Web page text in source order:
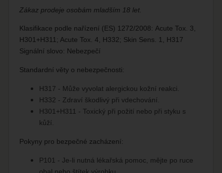
Zákaz prodeje osobám mladším 18 let.
Klasifikace podle nařízení (ES) 1272/2008: Acute Tox. 3,
H301+H311; Acute Tox. 4, H332; Skin Sens. 1, H317
Signální slovo: Nebezpečí
Standardní věty o nebezpečnosti:
H317 - Může vyvolat alergickou kožní reakci.
H332 - Zdraví škodlivý při vdechování.
H301+H311 - Toxický při požití nebo při styku s
kůží.
Pokyny pro bezpečné zacházení:
P101 - Je-li nutná lékařská pomoc, mějte po ruce